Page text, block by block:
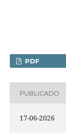
PDF
PUBLICADO
17-06-2026